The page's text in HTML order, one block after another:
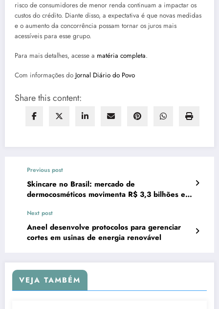
risco de consumidores de menor renda continuam a impactar os
custos do crédito. Diante disso, a expectativa é que novas medidas
e o aumento da concorrência possam tornar os juros mais
acessíveis para esse grupo.
Para mais detalhes, acesse a matéria completa.
Com informações do Jornal Diário do Povo
Share this content:
Previous post
Skincare no Brasil: mercado de
dermocosméticos movimenta R$ 3,3 bilhões em
Next post
Aneel desenvolve protocolos para gerenciar
cortes em usinas de energia renovável
VEJA TAMBÉM